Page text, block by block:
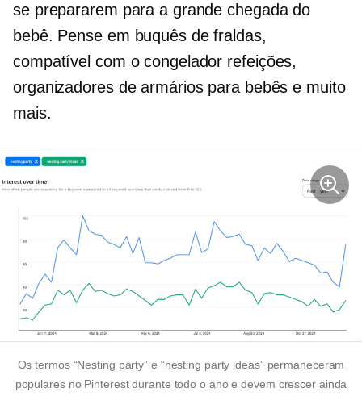
se prepararem para a grande chegada do
bebê. Pense em buquês de fraldas,
compatível com o congelador refeições,
organizadores de armários para bebês e muito
mais.
Os termos “Nesting party” e “nesting party ideas” permaneceram
populares no Pinterest durante todo o ano e devem crescer ainda